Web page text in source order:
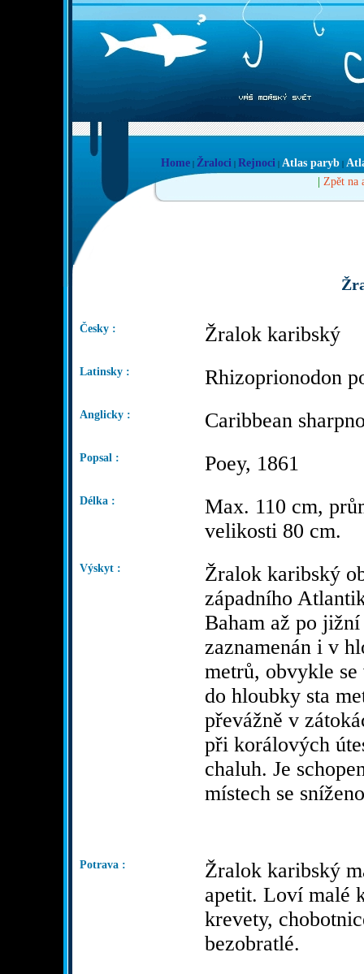
Home | Žraloci | Rejnoci | Atlas paryb |
| Zpět na
Česky : Žralok karibský
Latinsky : Rhizoprionodon
Anglicky : Caribbean
Popsal : Poey, 1861
Délka :
Max. 110 cm,
velikosti 80 cm.
Výskyt :
Žralok karibský
západního
Baham až po
zaznamenán i v
metrů, obvykle
do hloubky sta
převážně v
při korálových
chaluh. Je
místech se
Potrava :
Žralok karibský
apetit. Loví malé
krevety,
bezobratlé.